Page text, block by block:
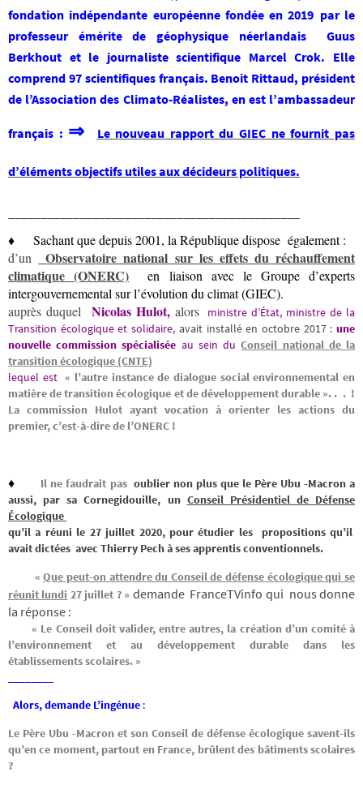
fondation indépendante européenne fondée en 2019 par le
professeur émérite de géophysique néerlandais Guus
Berkhout et le journaliste scientifique Marcel Crok. Elle
comprend 97 scientifiques français. Benoit Rittaud, président
de l’Association des Climato-Réalistes, en est l’ambassadeur
français : ⇒ Le nouveau rapport du GIEC ne fournit pas
d’éléments objectifs utiles aux décideurs politiques.
♦
Sachant que depuis 2001, la République dispose également :
d’un
Observatoire national sur les effets du réchauffement
climatique (ONERC)
en liaison avec le Groupe d’experts
intergouvernemental sur l’évolution du climat (GIEC).
auprès duquel Nicolas Hulot, alors
ministre d’État, ministre de la
Transition écologique et solidaire, avait installé en octobre 2017 :une
nouvelle commission spécialisée au sein duConseil national de la
transition écologique (CNTE)
lequel est« l’autre instance de dialogue social environnemental en
matière de transition écologique et de développement durable ». . . !
La commission Hulot ayant vocation à orienter les actions du
premier, c’est-à-dire de l’ONERC !
♦ Il ne faudrait pas oublier non plus que le Père Ubu -Macron a
aussi, par sa Cornegidouille, un Conseil Présidentiel de Défense
Écologique
qu’il a réuni le 27 juillet 2020, pour étudier les propositions qu’il
avait dictées avec Thierry Pech à ses apprentis conventionnels.
«Que peut-on attendre du Conseil de défense écologique qui se
réunit lundi 27 juillet ? » demande FranceTVinfo qui nous donne
la réponse :
« Le Conseil doit valider, entre autres, la création d’un comité à
l’environnement et au développement durable dans les
établissements scolaires. »
Alors, demande L’ingénue :
Le Père Ubu -Macron et son Conseil de défense écologique savent-ils
qu’en ce moment, partout en France, brûlent des bâtiments scolaires
?